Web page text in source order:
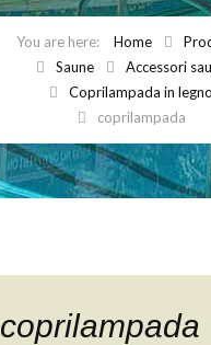
Home
Saune
Accessori
Coprilampada in legno
coprilampada
coprilampada